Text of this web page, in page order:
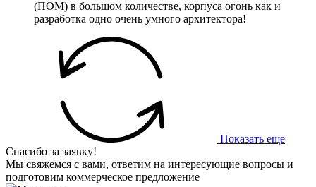
(ПОМ) в большом количестве, корпуса огонь как и
разработка одно очень умного архитектора!
Показать еще
Спасибо за заявку!
Мы свяжемся с вами, ответим на интересующие вопросы и
подготовим коммерческое предложение